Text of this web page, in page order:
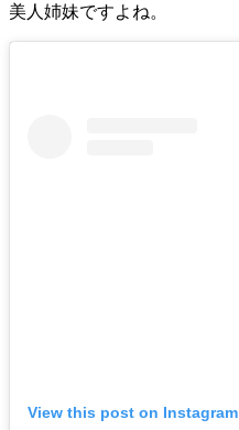
美人姉妹ですよね。
View this post on Instagram